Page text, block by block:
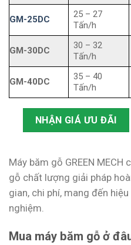
GM-25DC
25 – 27
Tấn/h
GM-30DC
30 – 32
Tấn/h
GM-40DC
35 – 40
Tấn/h
NHẬN GIÁ ƯU ĐÃI
Máy băm gỗ GREEN
gỗ chất lượng giải pháp
gian, chi phí, mang đến
nghiệm.
Mua máy băm gỗ ở